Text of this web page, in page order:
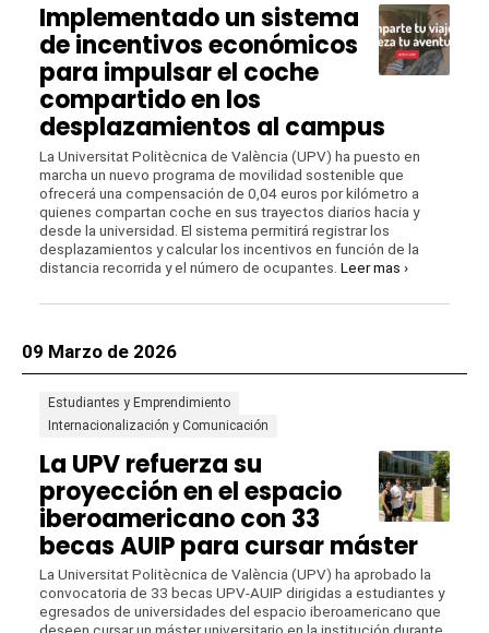
Implementado un sistema
de incentivos económicos
para impulsar el coche
compartido en los
desplazamientos al campus
La Universitat Politècnica de València (UPV) ha puesto en
marcha un nuevo programa de movilidad sostenible que
ofrecerá una compensación de 0,04 euros por kilómetro a
quienes compartan coche en sus trayectos diarios hacia y
desde la universidad. El sistema permitirá registrar los
desplazamientos y calcular los incentivos en función de la
distancia recorrida y el número de ocupantes. Leer mas ›
09 Marzo de 2026
Estudiantes y Emprendimiento
Internacionalización y Comunicación
La UPV refuerza su
proyección en el espacio
iberoamericano con 33
becas AUIP para cursar máster
La Universitat Politècnica de València (UPV) ha aprobado la
convocatoria de 33 becas UPV-AUIP dirigidas a estudiantes y
egresados de universidades del espacio iberoamericano que